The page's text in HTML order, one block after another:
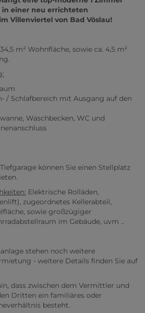
in einer neu errichteten
Villenviertel von Bad Vöslau!
m² Wohnfläche, sowie ca. 4,5 m²
/ Schlafbereich mit Ausgang auf den
Waschbecken, WC und
können Sie einen Stellplatz
Elektrische Rolläden,
zugeordnetes Kellerabteil,
sowie großzügiger
im Gebäude, uvm ..
stehen noch weitere
- weitere Details finden Sie auf
dass zwischen dem Vermittler und
Dritten ein familiäres oder
besteht.